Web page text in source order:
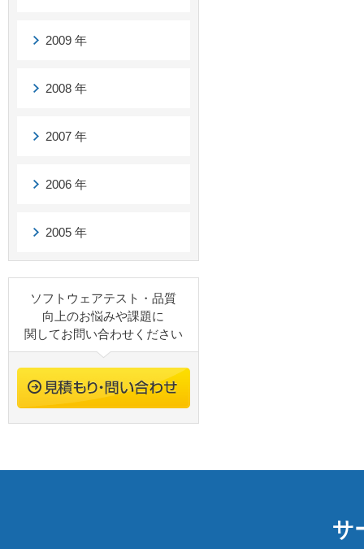
2009 年
2008 年
2007 年
2006 年
2005 年
ソフトウェアテスト・品質
向上のお悩みや課題に
関してお問い合わせください
サ